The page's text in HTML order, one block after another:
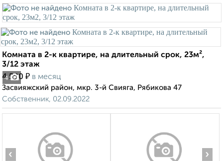
4
Комната в 2-к квартире, на длительный срок, 23м²,
3/12 этаж
4 500 ₽ в месяц
Засвияжский район, мкр. 3-й Свияга, Рябикова 47
Собственник, 02.09.2022
‹ ›